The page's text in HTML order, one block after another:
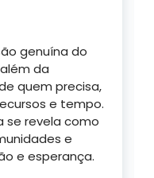
genuína do
da
quem precisa,
e tempo.
se revela como
e
e esperança.